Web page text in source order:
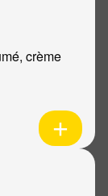
crème